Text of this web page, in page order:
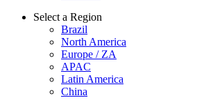
Select a Region
Brazil
North America
Europe / ZA
APAC
Latin America
China